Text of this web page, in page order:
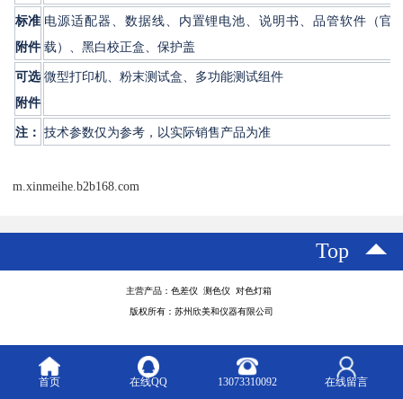
标准
附件
电源适配器、数据线、内置锂电池、说明书、品管软件（官
载）、黑白校正盒、保护盖
可选
附件
微型打印机、粉末测试盒、多功能测试组件
注： 技术参数仅为参考，以实际销售产品为准
m.xinmeihe.b2b168.com
Top
主营产品：色差仪 测色仪 对色灯箱
版权所有：苏州欣美和仪器有限公司
首页 在线QQ 13073310092 在线留言